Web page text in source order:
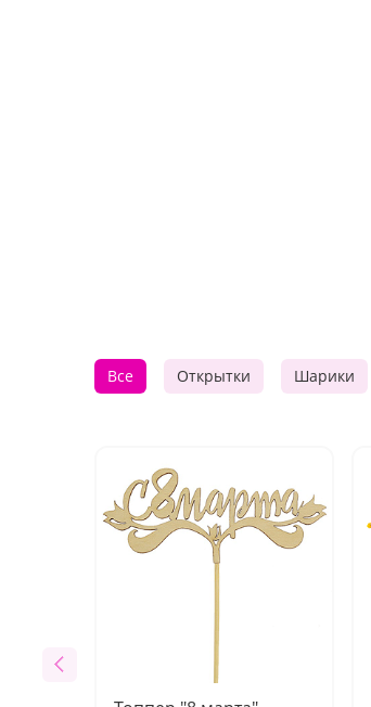
Все Открытки Шарики